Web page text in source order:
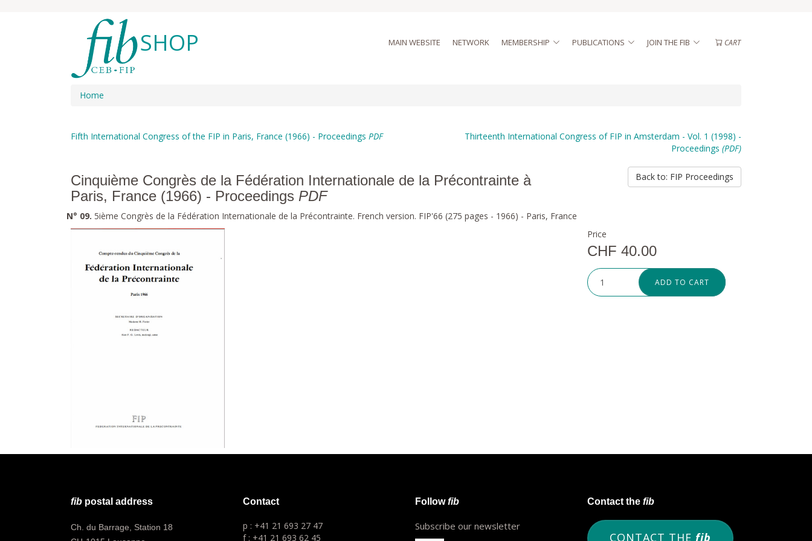
SHOP MAIN WEBSITE NETWORK MEMBERSHIP PUBLICATIONS JOIN THE FIB CART
Home
Fifth International Congress of the FIP in Paris, France (1966) - Proceedings PDF
Thirteenth International Congress of FIP in Amsterdam - Vol. 1 (1998) -
Proceedings (PDF)
Cinquième Congrès de la Fédération Internationale de la Précontrainte à
Paris, France (1966) - Proceedings PDF
Back to: FIP Proceedings
N° 09. 5ième Congrès de la Fédération Internationale de la Précontrainte. French version. FIP'66 (275 pages - 1966) - Paris, France
Price
CHF 40.00
ADD TO CART
fib postal address
Ch. du Barrage, Station 18
Contact
p : +41 21 693 27 47
f : +41 21 693 62 45
Followfib
Subscribe our newsletter
Contact the fib
CONTACT THE fib